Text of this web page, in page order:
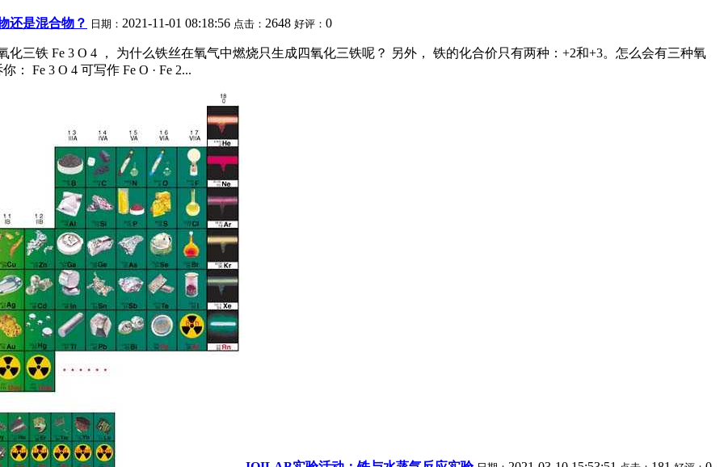
还是混合物？ 日期： 2021-11-01 08:18:56 点击： 2648 好评： 0
化三铁 Fe 3 O 4 ， 为什么铁丝在氧气中燃烧只生成四氧化三铁呢？ 另外， 铁的化合价只有两种：+2和+3。怎么会有三种氧
Fe 3 O 4 可写作 Fe O · Fe 2...